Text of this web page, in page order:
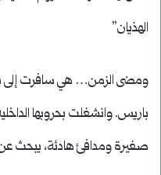
الهذيان”
ومضى الزمن… هي سافرت إلى
باريس. وانشغلت بحروبها
صغيرة ومدافئ هادئة، يبحث